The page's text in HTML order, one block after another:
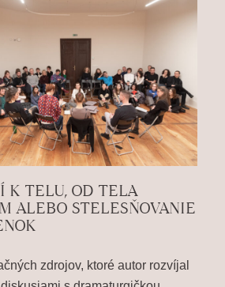
K TELU, OD TELA
ALEBO STELESŇOVANIE
zdrojov, ktoré autor rozvíjal